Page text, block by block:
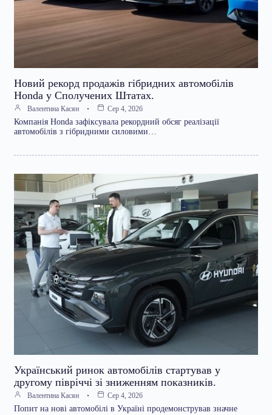
Новий рекорд продажів гібридних автомобілів
Honda у Сполучених Штатах.
Валентина Касян Сер 4, 2026
Компанія Honda зафіксувала рекордний обсяг реалізації
автомобілів з гібридними силовими…
Український ринок автомобілів стартував у
другому півріччі зі зниженням показників.
Валентина Касян Сер 4, 2026
Попит на нові автомобілі в Україні продемонстрував значне